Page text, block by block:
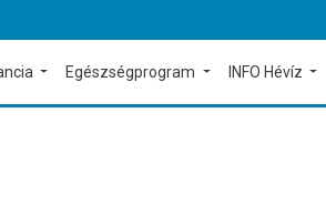
Egészségprogram INFO Hévíz